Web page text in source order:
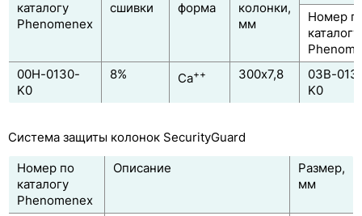
каталогу
Phenomenex
сшивки
форма
колонки,
мм
Номер
каталогу
00H-0130-
K0
8% Ca++ 300х7,8
03B-
K0
Система защиты колонок SecurityGuard
Номер по
каталогу
Phenomenex
Описание
Размер,
мм
Yarra
Таблица соответствия ВЭЖХ-колонок по фирмам